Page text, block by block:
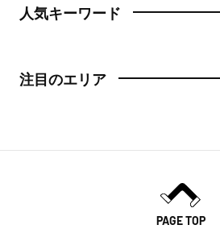
人気キーワード
注目のエリア
PAGE TOP